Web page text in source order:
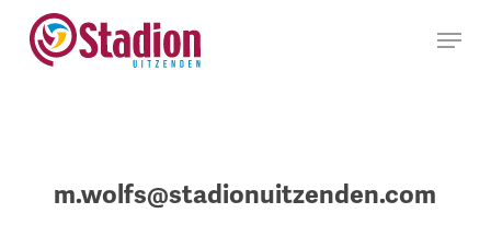
naar
hoofdinhoud
Menu
m.wolfs@stadionuitzenden.com